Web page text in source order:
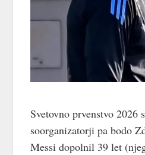
Svetovno prvenstvo
soorganizatorji pa bodo
Messi dopolnil 39 let